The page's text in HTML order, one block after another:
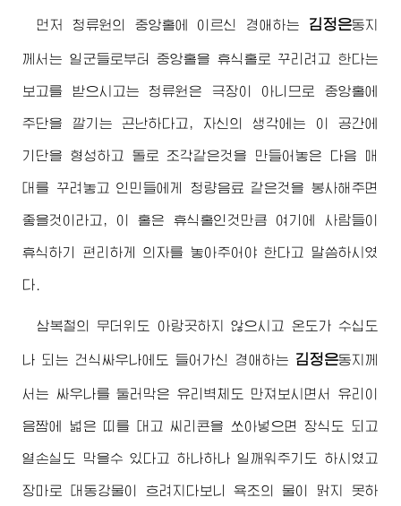
먼저 청류원의 중앙홀에 이르신 경애하는 김정은동지
께서는 일군들로부터 중앙홀을 휴식홀로 꾸리려고 한다는
보고를 받으시고는 청류원은 극장이 아니므로 중앙홀에
주단을 깔기는 곤난하다고, 자신의 생각에는 이 공간에
기단을 형성하고 돌로 조각같은것을 만들어놓은 다음 매
대를 꾸려놓고 인민들에게 청량음료 같은것을 봉사해주면
좋을것이라고, 이 홀은 휴식홀인것만큼 여기에 사람들이
휴식하기 편리하게 의자를 놓아주어야 한다고 말씀하시였
다.
삼복철의 무더위도 아랑곳하지 않으시고 온도가 수십도
나 되는 건식싸우나에도 들어가신 경애하는 김정은동지 께
서는 싸우나를 둘러막은 유리벽체도 만져보시면서 유리이
음짬에 넓은 띠를 대고 씨리콘을 쏘아넣으면 장식도 되고
열손실도 막을수 있다고 하나하나 일깨워주기도 하시였고
장마로 대동강물이 흐려지다보니 욕조의 물이 맑지 못하